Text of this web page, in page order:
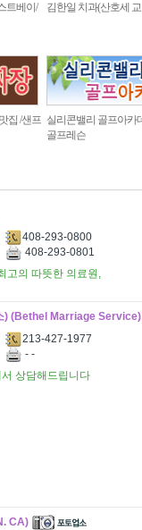
트베이/
김한일 치과(산호세
집 /샌프 실리콘밸리 골프아카
골프레슨
408-293-0800
408-293-0801
고의 따뜻한 의료원,
) (Bethel Marriage Service)
213-427-1977
- -
상담해드립니다
CA)